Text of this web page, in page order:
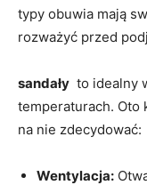
typy obuwia‍ mają
rozważyć ‌przed
sandały
to idealny
temperaturach. Oto
na nie zdecydować:
Wentylacja: